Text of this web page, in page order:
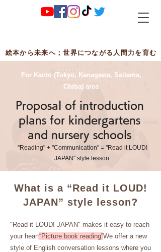
絵本から未来へ；世界につながる人間力を育む
For Kanto (Tokyo, Kanagawa, Saitama,
Chiba) area
Proposal of introduction
plans for kindergartens
and nursery schools
"Reading" + "Communication" = "Read it LOUD!
JAPAN" style lesson
What is a “Read it LOUD!
JAPAN” style lesson?
"Read it LOUD! JAPAN" makes it easy to reach
your heart“Picture book reading”We offer a new
style of English conversation lessons where you